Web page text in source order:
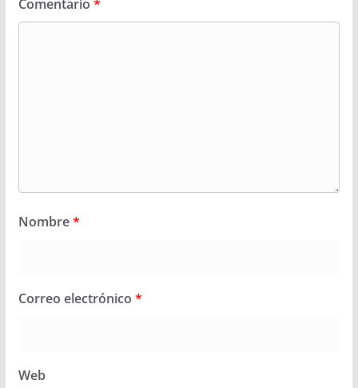
Comentario *
Nombre*
Correo electrónico *
Web